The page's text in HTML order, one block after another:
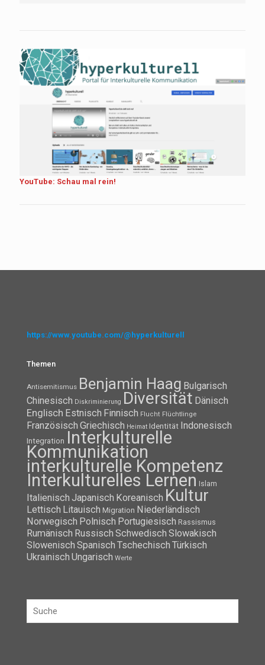
YouTube: Schau mal rein!
https://www.youtube.com/@hyperkulturell
Themen
Antisemitismus Benjamin Haag Bulgarisch
Chinesisch Diskriminierung Diversität Dänisch
Englisch Estnisch Finnisch Flucht Flüchtlinge
Französisch Griechisch Heimat Identität Indonesisch
Integration Interkulturelle
Kommunikation
interkulturelle Kompetenz
Interkulturelles Lernen Islam
Italienisch Japanisch Koreanisch Kultur
Lettisch Litauisch Migration Niederländisch
Norwegisch Polnisch Portugiesisch Rassismus
Rumänisch Russisch Schwedisch Slowakisch
Slowenisch Spanisch Tschechisch Türkisch
Ukrainisch Ungarisch Werte